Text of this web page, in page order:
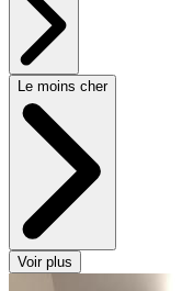
Le moins cher
Voir plus